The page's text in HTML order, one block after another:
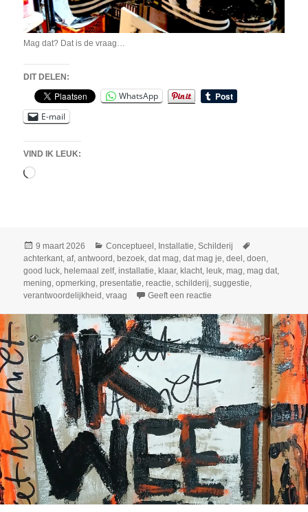
Mag dat? Dat is de vraag…
DIT DELEN:
WhatsApp
E-mail
VIND IK LEUK:
Aan
Geplaatst
op
9 maart 2026 Categorieën
Conceptueel Installatie ,Schilderij
achterkant ,af,antwoord ,bezoek ,dat mag ,dat mag je ,deel ,doen
good luck ,helemaal zelf,installatie ,klaar,klacht ,leuk ,mag ,mag dat
mening ,opmerking ,presentatie ,reactie ,schilderij ,suggestie
verantwoordelijkheid ,vraag Geeft een reactie